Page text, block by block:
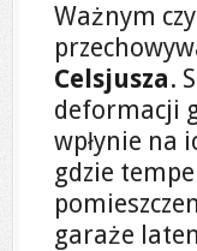
Ważnym
Celsjusza.
deformacji
wpłynie na
gdzie
garaże